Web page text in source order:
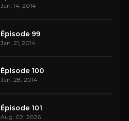
Jan. 14, 2014
Épisode 99
Jan. 21, 2014
Épisode 100
Jan. 28, 2014
Épisode 101
Aug. 02, 2026